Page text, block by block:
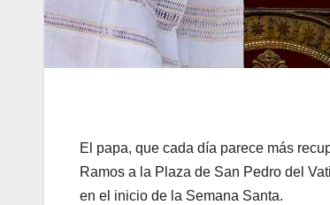
El papa, que cada día parece más
Ramos a la Plaza de San Pedro del
en el inicio de la Semana Santa.